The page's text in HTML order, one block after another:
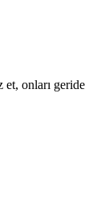
onları geride